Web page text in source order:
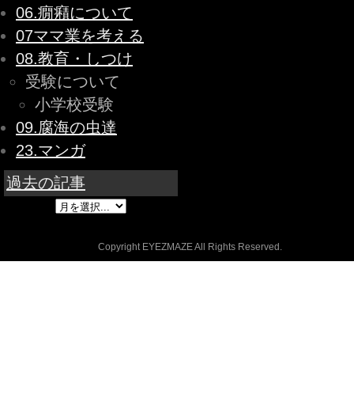
06.癇癪について
07ママ業を考える
08.教育・しつけ
受験について
小学校受験
09.腐海の虫達
23.マンガ
過去の記事
Copyright EYEZMAZE All Rights Reserved.